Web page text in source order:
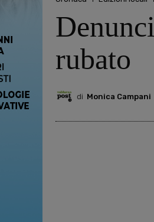
rubato
di Monica Campani